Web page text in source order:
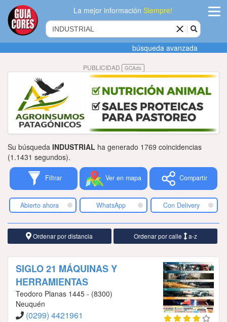
La mejor informaciónSiempre!
Agregar
empresa
Actualizar
datos
Publicidad
Tiendacores
Contactenos
búsqueda avanzada
PUBLICIDAD GCAds
Su búsqueda INDUSTRIAL ha generado 1769 coincidencias
(1.1431 segundos).
Filtrar Ver en mapa Compartir
Abierto ahora WhatsApp Con Delivery
Ordenar por distancia Ordenar por calle a-z
SIGLO 21 MÁQUINAS Y
HERRAMIENTAS
Teodoro Planas 1445 - (8300)
Neuquén
(0299) 4421961